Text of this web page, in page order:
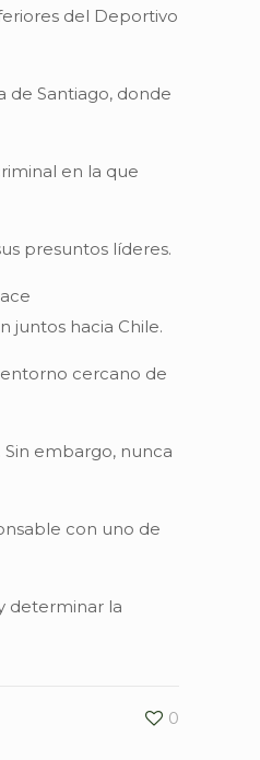
del Deportivo
de Santiago, donde
en la que
presuntos líderes.
juntos hacia Chile.
cercano de
embargo, nunca
con uno de
determinar la
0